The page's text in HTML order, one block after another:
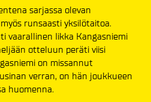
sarjassa olevan
runsaasti yksilötaitoa.
vaarallinen Iikka Kangasniemi
otteluun peräti viisi
on missannut
verran, on hän joukkueen
huomenna.